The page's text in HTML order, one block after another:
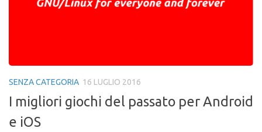
SENZA CATEGORIA 16 LUGLIO 2016
I migliori giochi del passato per Android
e iOS